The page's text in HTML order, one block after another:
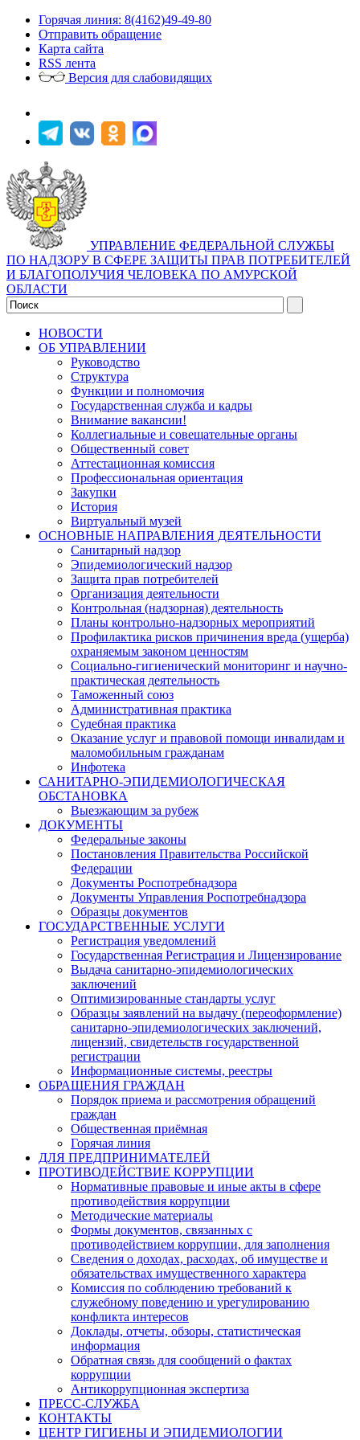
Горячая линия: 8(4162)49-49-80
Отправить обращение
Карта сайта
RSS лента
Версия для слабовидящих
УПРАВЛЕНИЕ ФЕДЕРАЛЬНОЙ СЛУЖБЫ
ПО НАДЗОРУ В СФЕРЕ ЗАЩИТЫ ПРАВ ПОТРЕБИТЕЛЕЙ
И БЛАГОПОЛУЧИЯ ЧЕЛОВЕКА ПО АМУРСКОЙ
ОБЛАСТИ
НОВОСТИ
ОБ УПРАВЛЕНИИ
Руководство
Структура
Функции и полномочия
Государственная служба и кадры
Внимание вакансии!
Коллегиальные и совещательные органы
Общественный совет
Аттестационная комиссия
Профессиональная ориентация
Закупки
История
Виртуальный музей
ОСНОВНЫЕ НАПРАВЛЕНИЯ ДЕЯТЕЛЬНОСТИ
Санитарный надзор
Эпидемиологический надзор
Защита прав потребителей
Организация деятельности
Контрольная (надзорная) деятельность
Планы контрольно-надзорных мероприятий
Профилактика рисков причинения вреда (ущерба)
охраняемым законом ценностям
Социально-гигиенический мониторинг и научно-
практическая деятельность
Таможенный союз
Административная практика
Судебная практика
Оказание услуг и правовой помощи инвалидам и
маломобильным гражданам
Инфотека
САНИТАРНО-ЭПИДЕМИОЛОГИЧЕСКАЯ
ОБСТАНОВКА
Выезжающим за рубеж
ДОКУМЕНТЫ
Федеральные законы
Постановления Правительства Российской
Федерации
Документы Роспотребнадзора
Документы Управления Роспотребнадзора
Образцы документов
ГОСУДАРСТВЕННЫЕ УСЛУГИ
Регистрация уведомлений
Государственная Регистрация и Лицензирование
Выдача санитарно-эпидемиологических
заключений
Оптимизированные стандарты услуг
Образцы заявлений на выдачу (переоформление)
санитарно-эпидемиологических заключений,
лицензий, свидетельств государственной
регистрации
Информационные системы, реестры
ОБРАЩЕНИЯ ГРАЖДАН
Порядок приема и рассмотрения обращений
граждан
Общественная приёмная
Горячая линия
ДЛЯ ПРЕДПРИНИМАТЕЛЕЙ
ПРОТИВОДЕЙСТВИЕ КОРРУПЦИИ
Нормативные правовые и иные акты в сфере
противодействия коррупции
Методические материалы
Формы документов, связанных с
противодействием коррупции, для заполнения
Сведения о доходах, расходах, об имуществе и
обязательствах имущественного характера
Комиссия по соблюдению требований к
служебному поведению и урегулированию
конфликта интересов
Доклады, отчеты, обзоры, статистическая
информация
Обратная связь для сообщений о фактах
коррупции
Антикоррупционная экспертиза
ПРЕСС-СЛУЖБА
КОНТАКТЫ
ЦЕНТР ГИГИЕНЫ И ЭПИДЕМИОЛОГИИ